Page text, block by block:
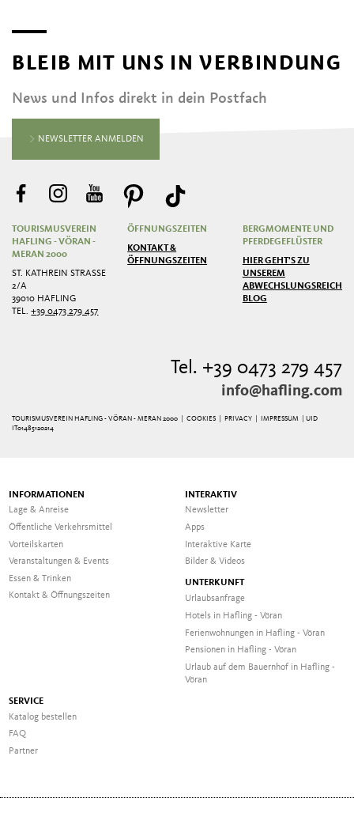
BLEIB MIT UNS IN VERBINDUNG
News und Infos direkt in dein Postfach
NEWSLETTER ANMELDEN
TOURISMUSVEREIN
HAFLING - VÖRAN -
MERAN 2000
ST. KATHREIN STRASSE 2
/A
39010 HAFLING
TEL.+39 0473 279 457
ÖFFNUNGSZEITEN
KONTAKT &
ÖFFNUNGSZEITEN
BERGMOMENTE UND
PFERDEGEFLÜSTER
HIER GEHT'S ZU
UNSEREM
ABWECHSLUNGSREICHEN
BLOG
Tel. +39 0473 279 457
info@hafling.com
TOURISMUSVEREIN HAFLING - VÖRAN - MERAN 2000 | COOKIES PRIVACY IMPRESSUM
| UID
IT01485120214
INFORMATIONEN
Lage & Anreise
Öffentliche Verkehrsmittel
Vorteilskarten
Veranstaltungen & Events
Essen & Trinken
Kontakt & Öffnungszeiten
INTERAKTIV
Newsletter
Apps
Interaktive Karte
Bilder & Videos
UNTERKUNFT
Urlaubsanfrage
Hotels in Hafling - Vöran
Ferienwohnungen in Hafling - Vöran
Pensionen in Hafling - Vöran
Urlaub auf dem Bauernhof in Hafling -
Vöran
SERVICE
Katalog bestellen
FAQ
Partner